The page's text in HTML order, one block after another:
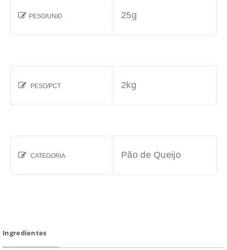
PESO/UNID 25g
PESO/PCT 2kg
CATEGORIA Pão de Queijo
Ingredientes